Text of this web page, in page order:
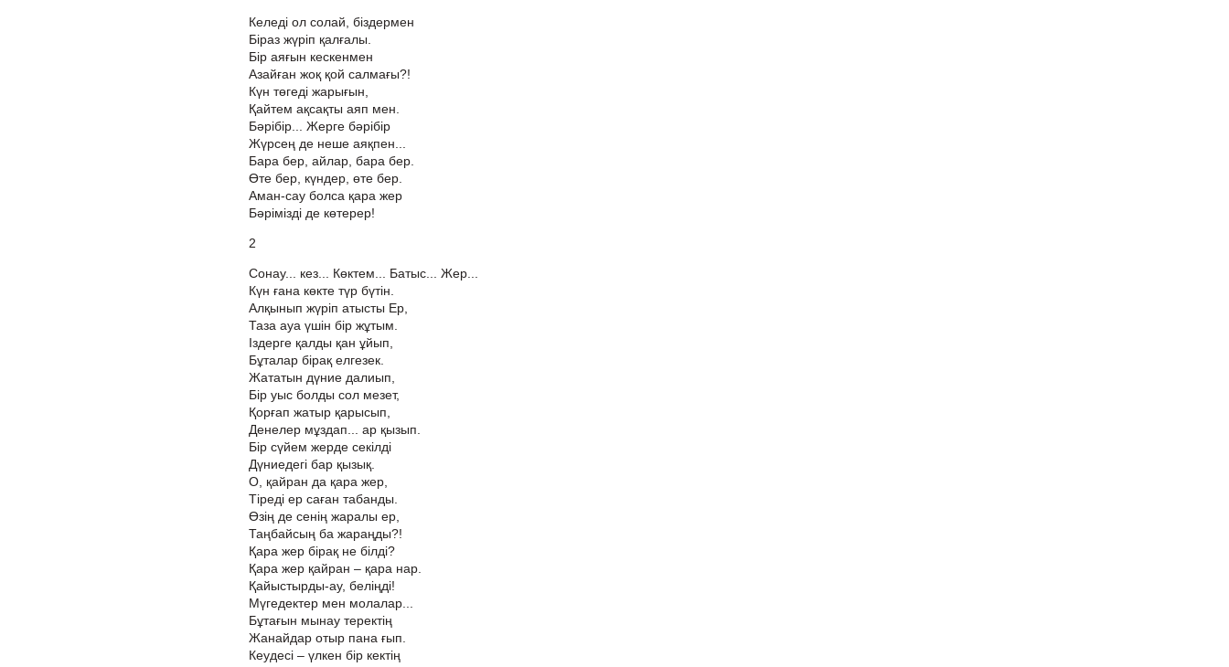
Келеді ол солай, біздермен
Біраз жүріп қалғалы.
Бір аяғын кескенмен
Азайған жоқ қой салмағы?!
Күн төгеді жарығын,
Қайтем ақсақты аяп мен.
Бәрібір... Жерге бәрібір
Жүрсең де неше аяқпен...
Бара бер, айлар, бара бер.
Өте бер, күндер, өте бер.
Аман-сау болса қара жер
Бәрімізді де көтерер!
2
Сонау... кез... Көктем... Батыс... Жер...
Күн ғана көкте түр бүтін.
Алқынып жүріп атысты Ер,
Таза ауа үшін бір жұтым.
Іздерге қалды қан ұйып,
Бұталар бірақ елгезек.
Жататын дүние далиып,
Бір уыс болды сол мезет,
Қорғап жатыр қарысып,
Денелер мұздап... ар қызып.
Бір сүйем жерде секілді
Дүниедегі бар қызық.
О, қайран да қара жер,
Тіреді ер саған табанды.
Өзің де сенің жаралы ер,
Таңбайсың ба жараңды?!
Қара жер бірақ не білді?
Қара жер қайран – қара нар.
Қайыстырды-ау, беліңді!
Мүгедектер мен молалар...
Бұтағын мынау теректің
Жанайдар отыр пана ғып.
Кеудесі – үлкен бір кектің